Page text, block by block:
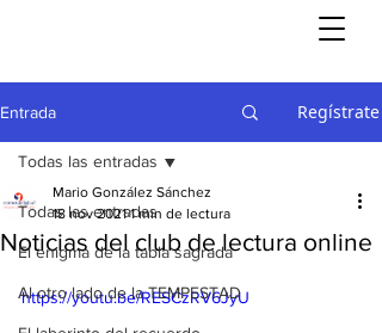
Entrada Regístrate
Todas las entradas
El enigma de la tabla sagrada
Al otro lado de la TEMPESTAD
Todas las entradas
Noticias del club de lectura online
Mario González Sánchez
18 nov 2021 1 min de lectura
https://youtu.be/RESCzRV6JyU